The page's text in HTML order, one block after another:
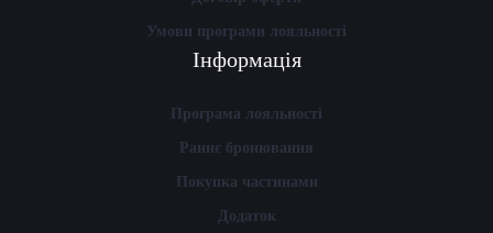
Умови програми лояльності
Інформація
Програма лояльності
Раннє бронювання
Покупка частинами
Додаток